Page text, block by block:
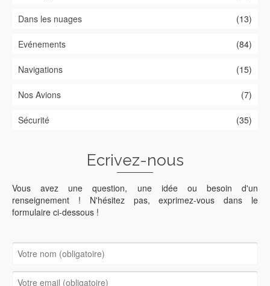
Dans les nuages (13)
Evénements (84)
Navigations (15)
Nos Avions (7)
Sécurité (35)
Ecrivez-nous
Vous avez une question, une idée ou besoin d'un
renseignement ! N'hésitez pas, exprimez-vous dans le
formulaire ci-dessous !